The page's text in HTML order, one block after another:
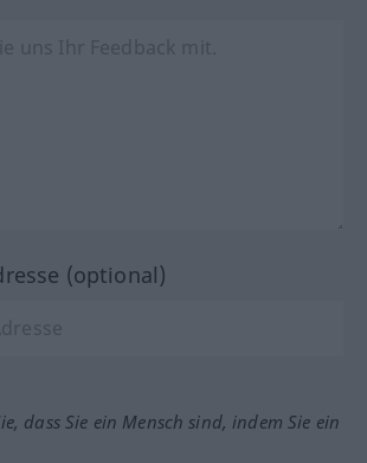
(optional)
dass Sie ein Mensch sind, indem Sie ein